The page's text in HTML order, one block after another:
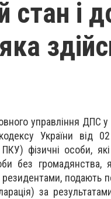
стан і
управління ДПС
України
фізичні особи,
без
подають
за